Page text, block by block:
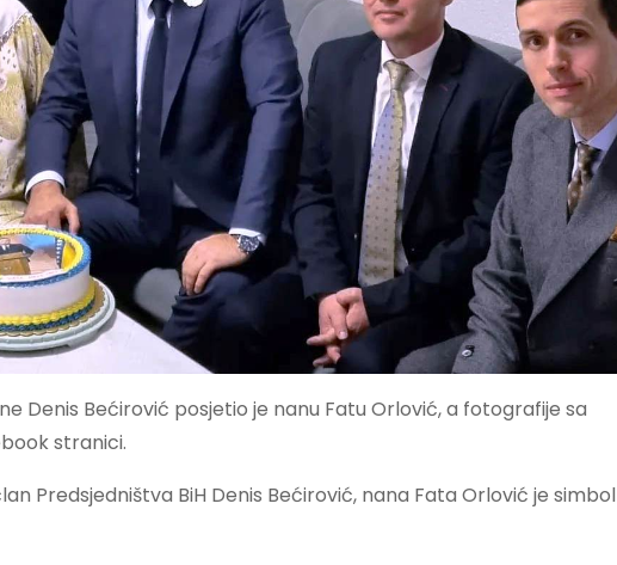
Denis Bećirović posjetio je nanu Fatu Orlović, a fotografije sa
stranici.
Predsjedništva BiH Denis Bećirović, nana Fata Orlović je simbol